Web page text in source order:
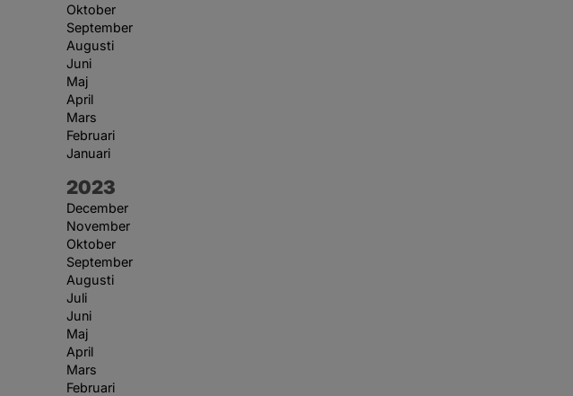
Oktober
September
Augusti
Juni
Maj
April
Mars
Februari
Januari
År:
2023
December
November
Oktober
September
Augusti
Juli
Juni
Maj
April
Mars
Februari